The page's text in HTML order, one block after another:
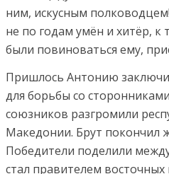
ним, искусным
не по годам умён и хитёр,
были повиноваться ему,
Пришлось Антонию
для борьбы со
союзников разгромили
Македонии. Брут покончил
Победители поделили
стал правителем